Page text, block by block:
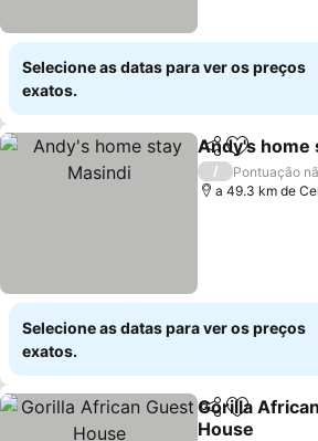
Selecione as datas para ver os preços
exatos.
Partilhar
Andy's home
/
Pontuação
a 49.3 km de
Selecione as datas para ver os preços
exatos.
PartilharAdicionar
Gorilla
House